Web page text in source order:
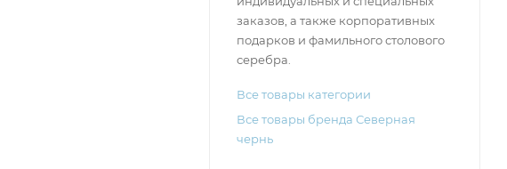
заказов, а также корпоративных
подарков и фамильного столового
серебра.
Все товары категории
Все товары бренда Северная
чернь